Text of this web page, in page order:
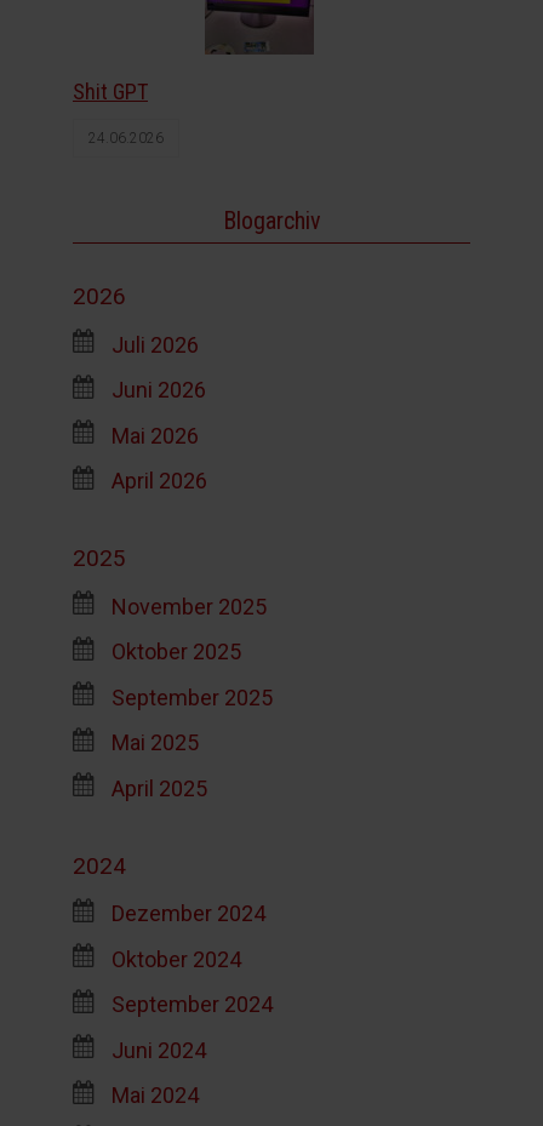
Shit GPT
24.06.2026
Blogarchiv
2026
Juli 2026
Juni 2026
Mai 2026
April 2026
2025
November 2025
Oktober 2025
September 2025
Mai 2025
April 2025
2024
Dezember 2024
Oktober 2024
September 2024
Juni 2024
Mai 2024